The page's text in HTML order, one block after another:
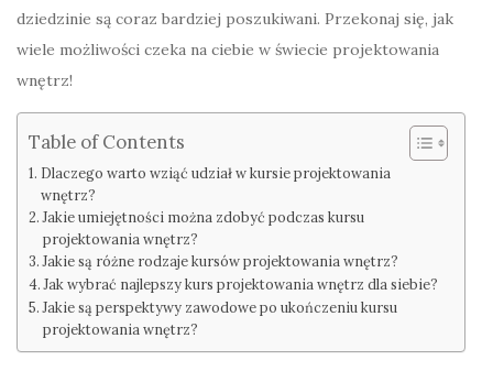
dziedzinie są coraz bardziej poszukiwani. Przekonaj się, jak
wiele możliwości czeka na ciebie w świecie projektowania
wnętrz!
Table of Contents
Dlaczego warto wziąć udział w kursie projektowania
wnętrz?
Jakie umiejętności można zdobyć podczas kursu
projektowania wnętrz?
Jakie są różne rodzaje kursów projektowania wnętrz?
Jak wybrać najlepszy kurs projektowania wnętrz dla siebie?
Jakie są perspektywy zawodowe po ukończeniu kursu
projektowania wnętrz?